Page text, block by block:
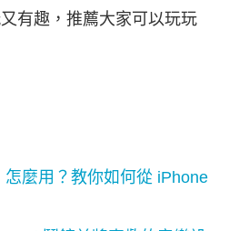
有趣，推薦大家可以玩玩
怎麼用？教你如何從 iPhone